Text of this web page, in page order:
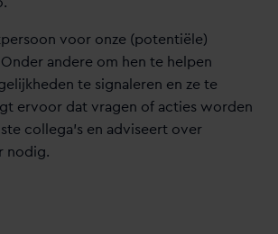
voor onze (potentiële)
andere om hen te helpen
te signaleren en ze te
ervoor dat vragen of acties worden
collega’s en adviseert over
nodig.